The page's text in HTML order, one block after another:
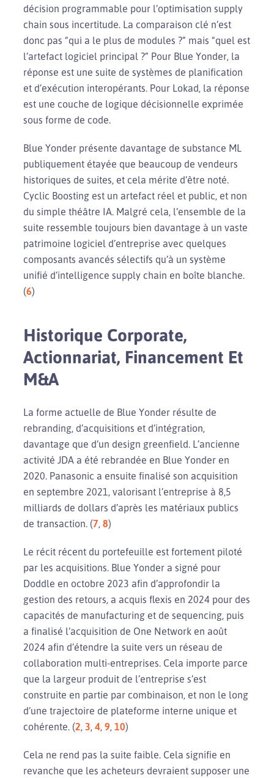
décision programmable pour l’optimisation supply
chain sous incertitude. La comparaison clé n’est
donc pas “qui a le plus de modules ?” mais “quel est
l’artefact logiciel principal ?” Pour Blue Yonder, la
réponse est une suite de systèmes de planification
et d’exécution interopérants. Pour Lokad, la réponse
est une couche de logique décisionnelle exprimée
sous forme de code.
Blue Yonder présente davantage de substance ML
publiquement étayée que beaucoup de vendeurs
historiques de suites, et cela mérite d’être noté.
Cyclic Boosting est un artefact réel et public, et non
du simple théâtre IA. Malgré cela, l’ensemble de la
suite ressemble toujours bien davantage à un vaste
patrimoine logiciel d’entreprise avec quelques
composants avancés sélectifs qu’à un système
unifié d’intelligence supply chain en boîte blanche.
(6)
Historique Corporate,
Actionnariat, Financement Et
M&A
La forme actuelle de Blue Yonder résulte de
rebranding, d’acquisitions et d’intégration,
davantage que d’un design greenfield. L’ancienne
activité JDA a été rebrandée en Blue Yonder en
2020. Panasonic a ensuite finalisé son acquisition
en septembre 2021, valorisant l’entreprise à 8,5
milliards de dollars d’après les matériaux publics
de transaction. (7, 8)
Le récit récent du portefeuille est fortement piloté
par les acquisitions. Blue Yonder a signé pour
Doddle en octobre 2023 afin d’approfondir la
gestion des retours, a acquis flexis en 2024 pour des
capacités de manufacturing et de sequencing, puis
a finalisé l’acquisition de One Network en août
2024 afin d’étendre la suite vers un réseau de
collaboration multi-entreprises. Cela importe parce
que la largeur produit de l’entreprise s’est
construite en partie par combinaison, et non le long
d’une trajectoire de plateforme interne unique et
cohérente. (2, 3, 4, 9, 10)
Cela ne rend pas la suite faible. Cela signifie en
revanche que les acheteurs devraient supposer une